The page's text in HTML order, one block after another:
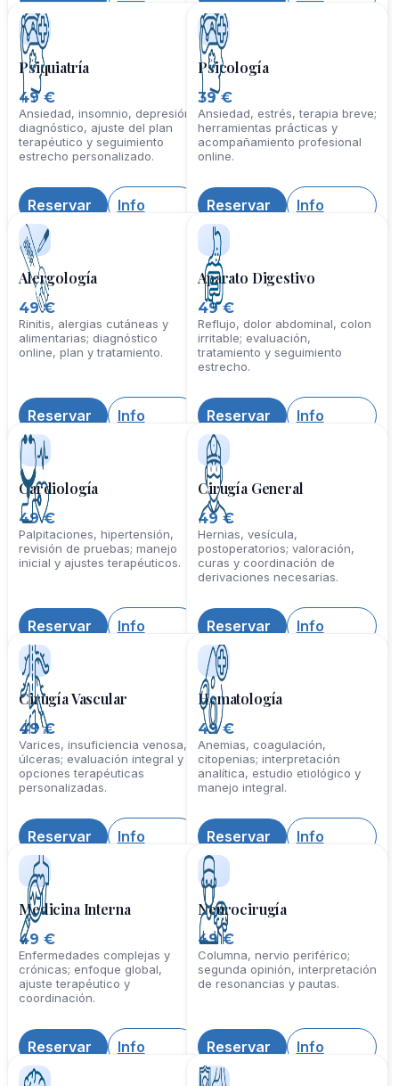
Reservar Reservar
Psiquiatría
49 €
Ansiedad, insomnio, depresión;
terapéutico y seguimiento
estrecho personalizado.
Reservar
Psicología
39 €
Ansiedad, estrés, terapia breve;
acompañamiento profesional
online.
Reservar
Alergología
49 €
online, plan y tratamiento.
Reservar
Aparato Digestivo
49 €
Reflujo, dolor abdominal, colon
tratamiento y seguimiento
estrecho.
Reservar
Cardiología
49 €
inicial y ajustes terapéuticos.
Reservar
Cirugía General
49 €
Hernias, vesícula,
curas y coordinación de
derivaciones necesarias.
Reservar
Cirugía Vascular
49 €
Varices, insuficiencia venosa,
opciones terapéuticas
personalizadas.
Reservar
Hematología
49 €
Anemias, coagulación,
analítica, estudio etiológico y
manejo integral.
Reservar
Medicina Interna
49 €
Enfermedades complejas y
ajuste terapéutico y
coordinación.
Neurocirugía
49 €
de resonancias y pautas.